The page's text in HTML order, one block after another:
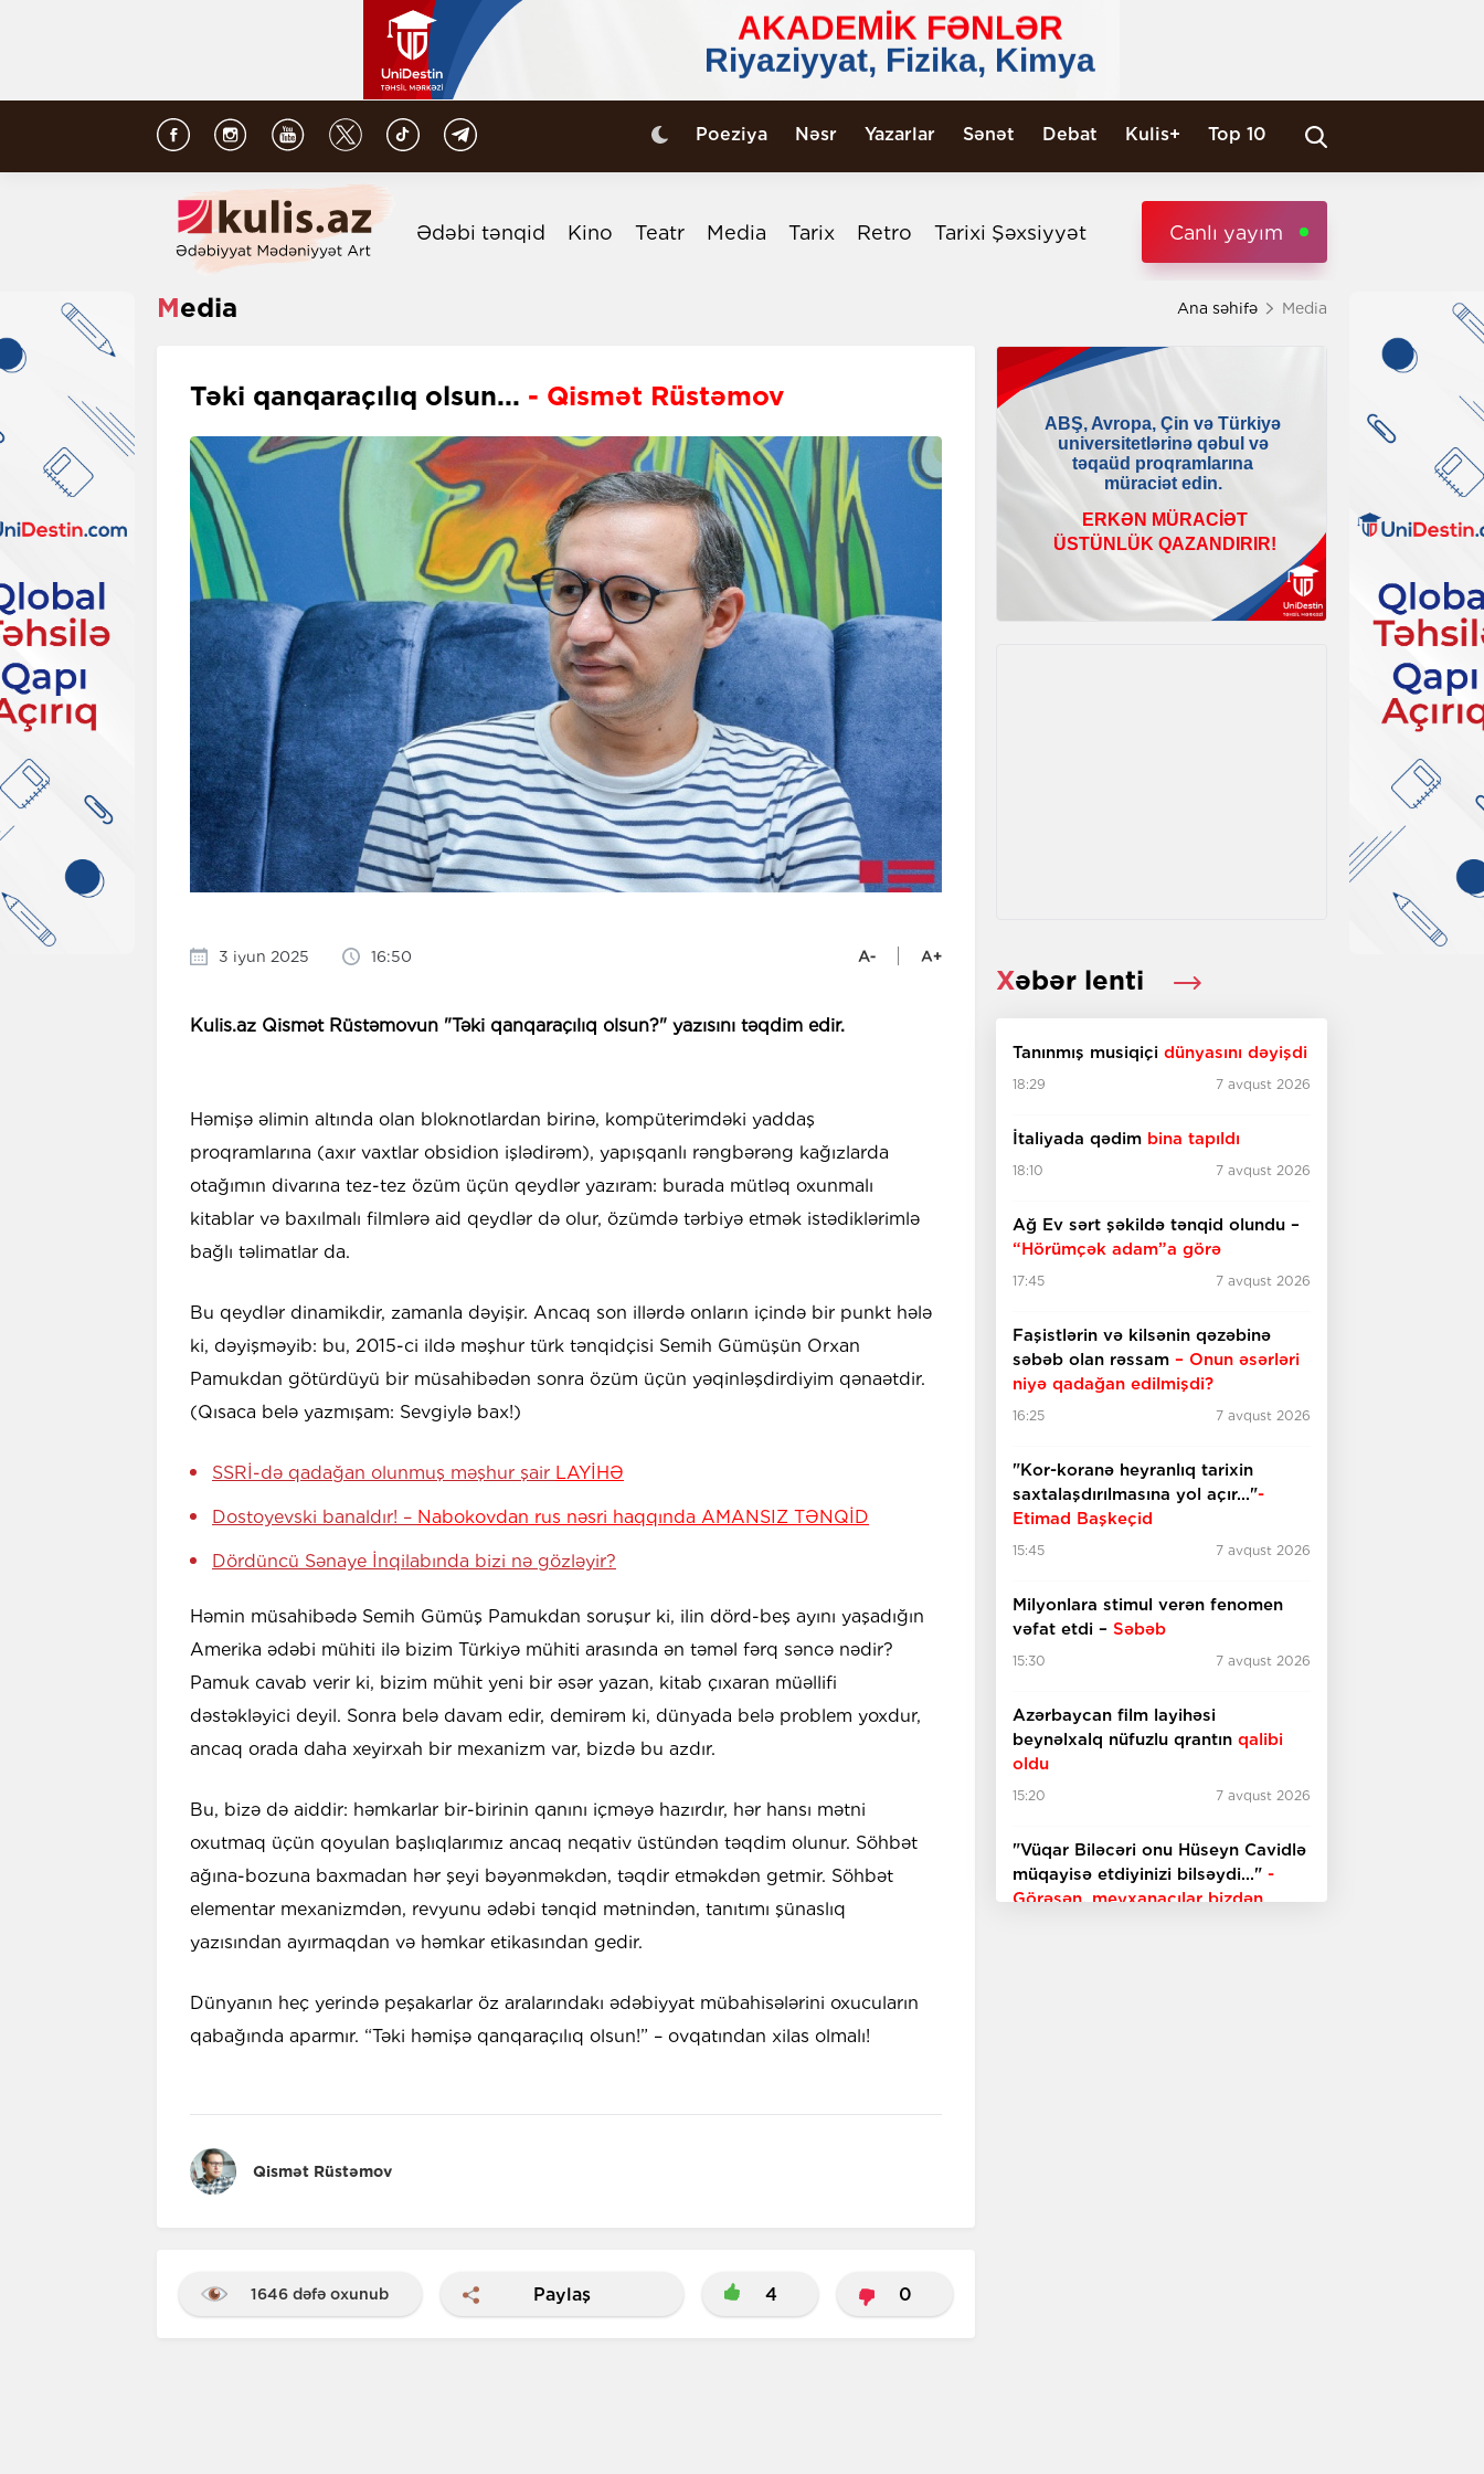
Poeziya Nəsr Yazarlar Sənət Debat Kulis+ Top 10
Ədəbi tənqid Kino Teatr Media Tarix Retro Tarixi Şəxsiyyət Canlı yayım
Media Ana səhifə Media
Təki qanqaraçılıq olsun... - Qismət Rüstəmov
3 iyun 2025 16:50
Kulis.az Qismət Rüstəmovun "Təki qanqaraçılıq olsun?" yazısını təqdim edir.
Həmişə əlimin altında olan bloknotlardan birinə, kompüterimdəki yaddaş
proqramlarına (axır vaxtlar obsidion işlədirəm), yapışqanlı rəngbərəng kağızlarda
otağımın divarına tez-tez özüm üçün qeydlər yazıram: burada mütləq oxunmalı
kitablar və baxılmalı filmlərə aid qeydlər də olur, özümdə tərbiyə etmək istədiklərimlə
bağlı təlimatlar da.
Bu qeydlər dinamikdir, zamanla dəyişir. Ancaq son illərdə onların içində bir punkt hələ
ki, dəyişməyib: bu, 2015-ci ildə məşhur türk tənqidçisi Semih Gümüşün Orxan
Pamukdan götürdüyü bir müsahibədən sonra özüm üçün yəqinləşdirdiyim qənaətdir.
(Qısaca belə yazmışam: Sevgiylə bax!)
SSRİ-də qadağan olunmuş məşhur şair LAYİHƏ
Dostoyevski banaldır! – Nabokovdan rus nəsri haqqında AMANSIZ TƏNQİD
Dördüncü Sənaye İnqilabında bizi nə gözləyir?
Həmin müsahibədə Semih Gümüş Pamukdan soruşur ki, ilin dörd-beş ayını yaşadığın
Amerika ədəbi mühiti ilə bizim Türkiyə mühiti arasında ən təməl fərq səncə nədir?
Pamuk cavab verir ki, bizim mühit yeni bir əsər yazan, kitab çıxaran müəllifi
dəstəkləyici deyil. Sonra belə davam edir, demirəm ki, dünyada belə problem yoxdur,
ancaq orada daha xeyirxah bir mexanizm var, bizdə bu azdır.
Bu, bizə də aiddir: həmkarlar bir-birinin qanını içməyə hazırdır, hər hansı mətni
oxutmaq üçün qoyulan başlıqlarımız ancaq neqativ üstündən təqdim olunur. Söhbət
ağına-bozuna baxmadan hər şeyi bəyənməkdən, təqdir etməkdən getmir. Söhbət
elementar mexanizmdən, revyunu ədəbi tənqid mətnindən, tanıtımı şünaslıq
yazısından ayırmaqdan və həmkar etikasından gedir.
Dünyanın heç yerində peşakarlar öz aralarındakı ədəbiyyat mübahisələrini oxucuların
qabağında aparmır. “Təki həmişə qanqaraçılıq olsun!” – ovqatından xilas olmalı!
Qismət Rüstəmov
1646 dəfə oxunub Paylaş 4 0
Xəbər lenti
Tanınmış musiqiçi dünyasını dəyişdi
18:29 7 avqust 2026
İtaliyada qədim bina tapıldı
18:10 7 avqust 2026
Ağ Ev sərt şəkildə tənqid olundu –
“Hörümçək adam”a görə
17:45 7 avqust 2026
Faşistlərin və kilsənin qəzəbinə
səbəb olan rəssam – Onun əsərləri
niyə qadağan edilmişdi?
16:25 7 avqust 2026
"Kor-koranə heyranlıq tarixin
saxtalaşdırılmasına yol açır..."-
Etimad Başkeçid
15:45 7 avqust 2026
Milyonlara stimul verən fenomen
vəfat etdi – Səbəb
15:30 7 avqust 2026
Azərbaycan film layihəsi
beynəlxalq nüfuzlu qrantın qalibi
oldu
15:20 7 avqust 2026
"Vüqar Biləcəri onu Hüseyn Cavidlə
müqayisə etdiyinizi bilsəydi..." -
Görəsən, meyxanaçılar bizdən